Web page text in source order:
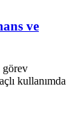
ve
görev
kullanımda